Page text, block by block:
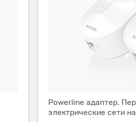
Powerline адаптер.
электрические сети